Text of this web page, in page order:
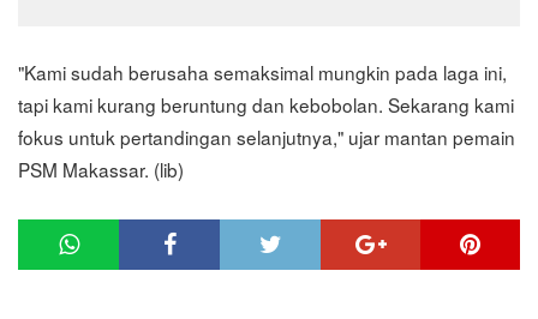
"Kami sudah berusaha semaksimal mungkin pada laga ini,
tapi kami kurang beruntung dan kebobolan. Sekarang kami
fokus untuk pertandingan selanjutnya," ujar mantan pemain
PSM Makassar. (lib)